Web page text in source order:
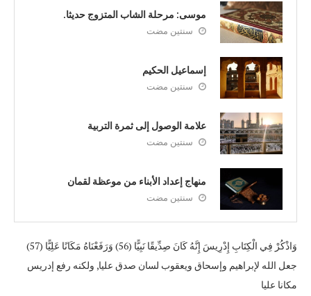
موسى: مرحلة الشاب المتزوج حديثا.
سنتين مضت
إسماعيل الحكيم
سنتين مضت
علامة الوصول إلى ثمرة التربية
سنتين مضت
منهاج إعداد الأبناء من موعظة لقمان
سنتين مضت
وَاذْكُرْ فِي الْكِتَابِ إِدْرِيسَ إِنَّهُ كَانَ صِدِّيقًا نَبِيًّا (56) وَرَفَعْنَاهُ مَكَانًا عَلِيًّا (57)
جعل الله لإبراهيم وإسحاق ويعقوب لسان صدق عليا, ولكنه رفع إدريس
مكانا عليا